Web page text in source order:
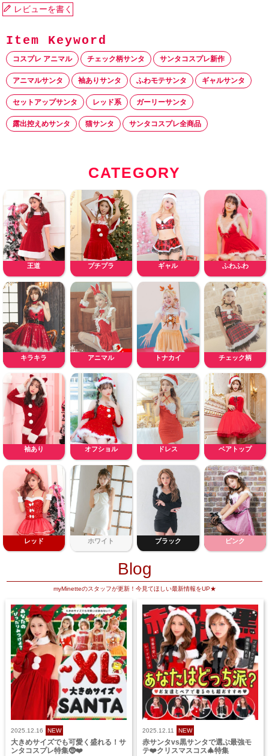
レビューを書く
コスプレ アニマル チェック柄サンタ サンタコスプレ新作
アニマルサンタ 袖ありサンタ ふわモテサンタ ギャルサンタ
セットアップサンタ レッド系 ガーリーサンタ
露出控えめサンタ 猫サンタ サンタコスプレ全商品
CATEGORY
王道 プチプラ ギャル ふわふわ
キラキラ アニマル トナカイ チェック柄
袖あり オフショル ドレス ベアトップ
レッド ホワイト ブラック ピンク
Blog
myMinetteのスタッフが更新！今見てほしい最新情報をUP★
2025.12.16 NEW
大きめサイズでも可愛く盛れる！サ
ンタコスプレ特集🤶❤️
2025.12.11 NEW
赤サンタvs黒サンタで選ぶ最強モ
テ❤️クリスマスコス🎄特集